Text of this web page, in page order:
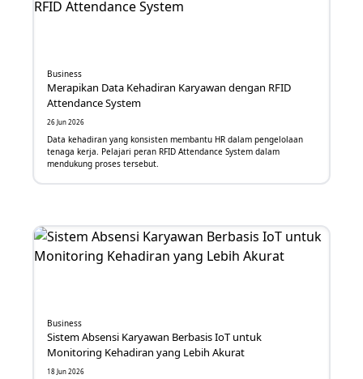
Operasional
Digitalisasi
Call Center
ChatBot
e-Meterai
Business
Merapikan Data Kehadiran Karyawan dengan RFID
Attendance System
26 Jun 2026
Data kehadiran yang konsisten membantu HR dalam pengelolaan
tenaga kerja. Pelajari peran RFID Attendance System dalam
mendukung proses tersebut.
Business
Sistem Absensi Karyawan Berbasis IoT untuk
Monitoring Kehadiran yang Lebih Akurat
18 Jun 2026